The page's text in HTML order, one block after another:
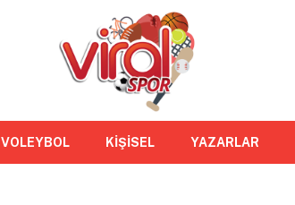
VOLEYBOL KİŞİSEL YAZARLAR